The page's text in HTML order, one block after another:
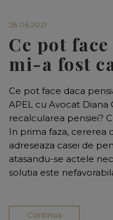
28.06.2021
Ce pot
mi-a fost
Ce pot face daca
APEL cu Avocat Diana
recalcularea pensiei?
In prima faza, cererea
adreseaza casei de
atasandu-se actele
solutia este
Continua